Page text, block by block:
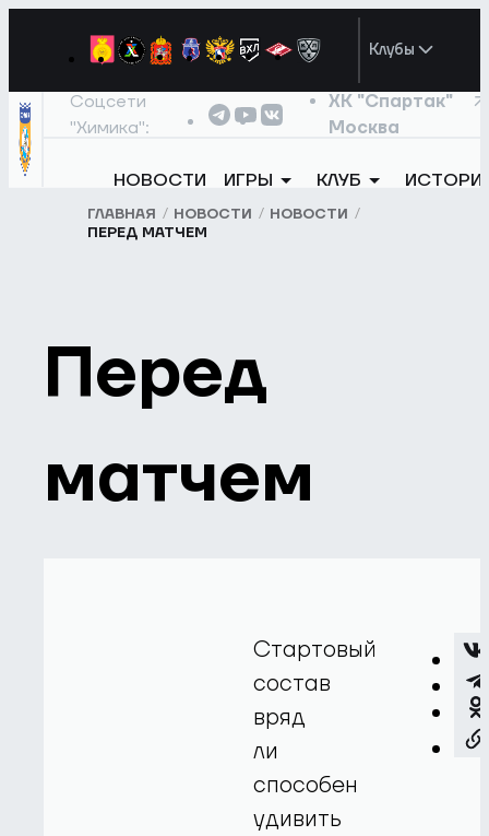
Клубы
Соцсети
"Химика":
ХК "Спартак"
Москва
НОВОСТИ ИГРЫ КЛУБ
ГЛАВНАЯ НОВОСТИ
НОВОСТИ
ПЕРЕД МАТЧЕМ
Перед
матчем
Стартовый
состав
вряд
ли
способен
удивить